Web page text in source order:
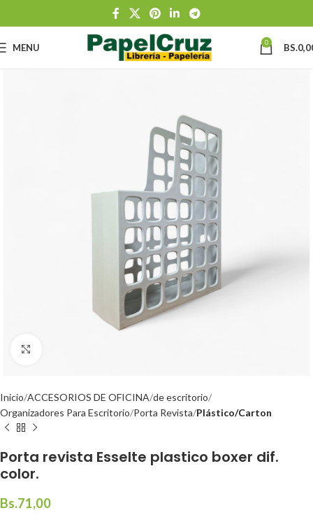
MENU 0 BS.
Inicio ACCESORIOS DE OFICINA de escritorio
Organizadores Para Escritorio Porta Revista Plástico/Carton
Porta revista Esselte plastico boxer dif.
color.
Bs.71,00